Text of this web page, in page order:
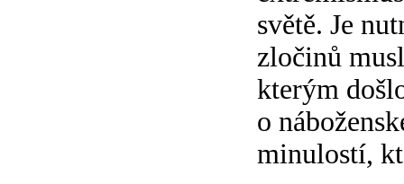
světě. Je
zločinů
kterým
o
minulostí,